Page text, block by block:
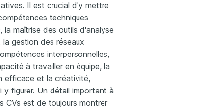
Il est crucial d'y mettre
techniques
la maîtrise des outils d'analyse
gestion des réseaux
interpersonnelles,
à travailler en équipe, la
efficace et la créativité,
y figurer. Un détail important à
CVs est de toujours montrer